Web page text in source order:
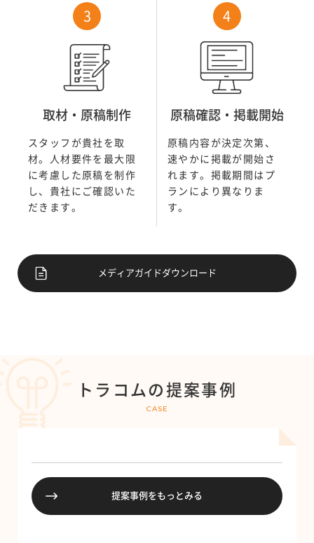
取材・原稿制作
スタッフが貴社を取
材。人材要件を最大限
に考慮した原稿を制作
し、貴社にご確認いた
だきます。
原稿確認・掲載開始
原稿内容が決定次第、
速やかに掲載が開始さ
れます。掲載期間はプ
ランにより異なりま
す。
メディアガイドダウンロード
トラコムの提案事例
CASE
提案事例をもっとみる